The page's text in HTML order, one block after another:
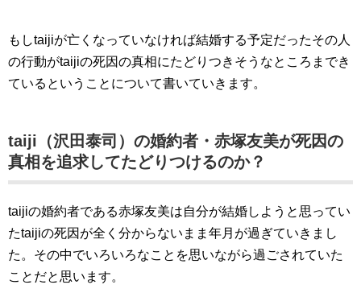
もしtaijiが亡くなっていなければ結婚する予定だったその人
の行動がtaijiの死因の真相にたどりつきそうなところまでき
ているということについて書いていきます。
taiji（沢田泰司）の婚約者・赤塚友美が死因の
真相を追求してたどりつけるのか？
taijiの婚約者である赤塚友美は自分が結婚しようと思ってい
たtaijiの死因が全く分からないまま年月が過ぎていきまし
た。その中でいろいろなことを思いながら過ごされていた
ことだと思います。